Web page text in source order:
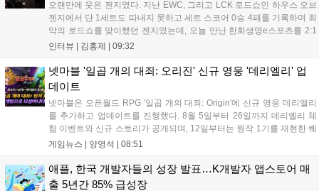
오랜만에 웃은 젠지였다. 지난 EWC, 그리고 LCK 로드쇼인 하우스 오브
젠지에서 단 1세트도 따내지 못하고 세트 스코어 0승 4패를 기록하며 최
악의 로드쇼를 맞이했던 젠지였는데, 오늘 만난 한화생명e스포츠를 2:1
로 잡고 오랜만에 승리의 달콤함을 맛봤다. 연패 탈출 소감에 대해 유상
위...
인터뷰 | 김홍제 09:32
넷마블 '일곱 개의 대죄: 오리진' 신규 영웅 '데리엘리' 업
데이트
넷마블은 오픈월드 RPG '일곱 개의 대죄: Origin'에 신규 영웅 데리엘리
를 추가하고 업데이트를 진행했다. 8월 5일부터 26일까지 데리엘리 체
험 이벤트와 신규 스토리가 공개되며, 12일부터는 원작 1기를 재현한 퀘
스트와 15인 협동 토벌전 '사막을 베어무는 혼돈'이 열린다. 또한 12일부
예정이다. 이번 업데이트로 원작의 재미를 더한 전략적 전투와 풍성한
콘텐츠를 즐길 수 있게 되었다....
게임뉴스 | 양영석 08:51
애플, 한국 개발자들의 성장 발표…K개발자 앱스토어 매
출 5년간 85% 급성장